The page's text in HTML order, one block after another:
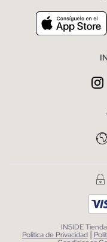
INSIDE
Política de Privacidad |